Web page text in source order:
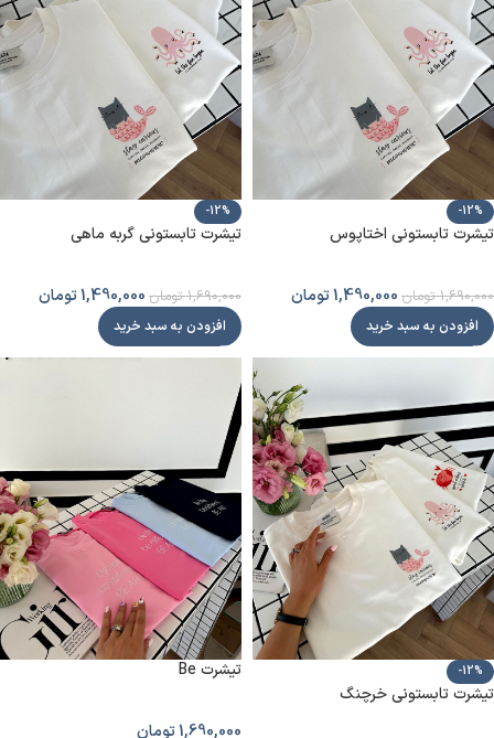
-12%
تیشرت تابستونی اختاپوس
1,690,000 تومان 1,490,000تومان
افزودن به سبد خرید
-12%
تیشرت تابستونی گربه ماهی
1,690,000 تومان 1,490,000تومان
افزودن به سبد خرید
-12%
تیشرت تابستونی خرچنگ
تیشرت Be
1,690,000تومان